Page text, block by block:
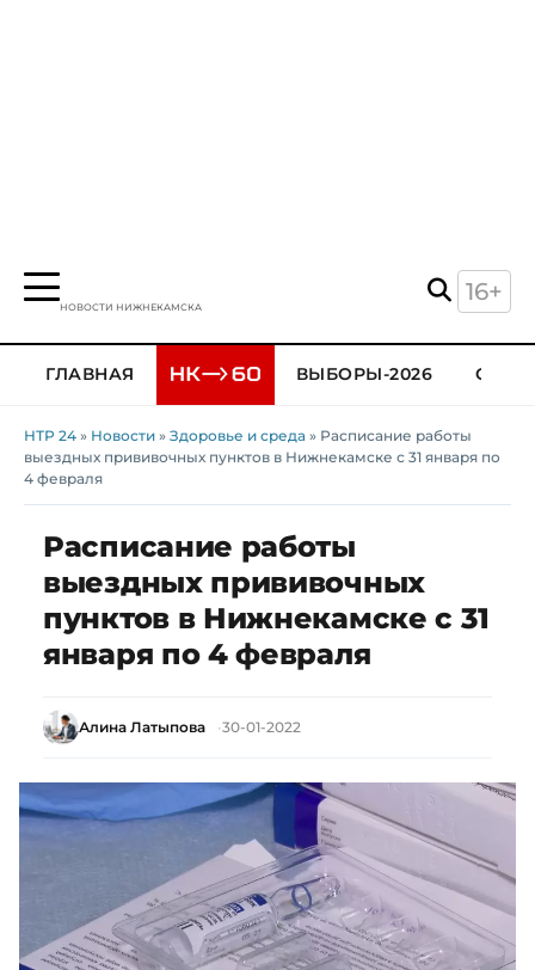
НОВОСТИ НИЖНЕКАМСКА
16+
ГЛАВНАЯ ВЫБОРЫ-2026
НТР 24 » Новости » Здоровье и среда » Расписание работы
выездных прививочных пунктов в Нижнекамске с 31 января по
4 февраля
Расписание работы
выездных прививочных
пунктов в Нижнекамске с 31
января по 4 февраля
Алина Латыпова 30-01-2022